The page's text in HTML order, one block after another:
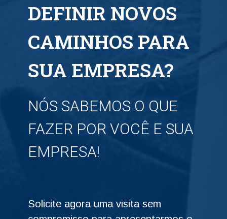
DEFINIR NOVOS
CAMINHOS PARA
SUA EMPRESA?
NÓS SABEMOS O QUE
FAZER POR VOCÊ E SUA
EMPRESA!
Solicite agora uma visita sem